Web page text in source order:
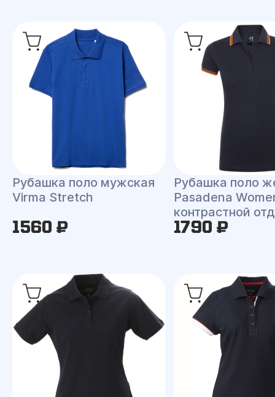
Рубашка поло мужская
Virma Stretch
1560 ₽
Рубашка поло
Pasadena
контрастной
1790 ₽